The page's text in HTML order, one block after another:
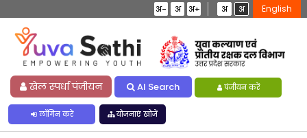
अ- अ अ+ अ अ English
खेल स्पर्धा पंजीयन AI Search पंजीयन करें
लॉगिन करें योजनाएं खोजें